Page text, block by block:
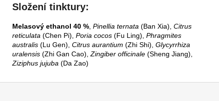
Složení tinktury:
Melasový ethanol 40 %, Pinellia ternata (Ban Xia), Citrus
reticulata (Chen Pi), Poria cocos (Fu Ling), Phragmites
australis (Lu Gen), Citrus aurantium (Zhi Shi), Glycyrrhiza
uralensis (Zhi Gan Cao),Zingiber officinale (Sheng Jiang),
Ziziphus jujuba (Da Zao)